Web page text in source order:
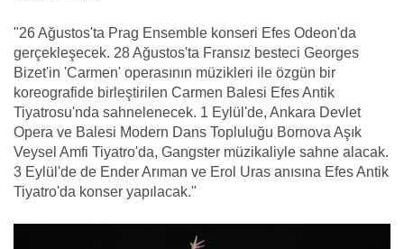
"26 Ağustos'ta Prag Ensemble konseri Efes Odeon'da
gerçekleşecek. 28 Ağustos'ta Fransız besteci Georges
Bizet'in 'Carmen' operasının müzikleri ile özgün bir
koreografide birleştirilen Carmen Balesi Efes Antik
Tiyatrosu'nda sahnelenecek. 1 Eylül'de, Ankara Devlet
Opera ve Balesi Modern Dans Topluluğu Bornova Aşık
Veysel Amfi Tiyatro'da, Gangster müzikaliyle sahne alacak.
3 Eylül'de de Ender Arıman ve Erol Uras anısına Efes Antik
Tiyatro'da konser yapılacak."